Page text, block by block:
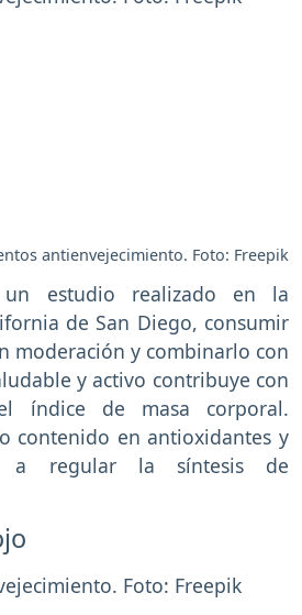
antienvejecimiento. Foto: Freepik
estudio realizado en la
de San Diego, consumir
moderación y combinarlo con
y activo contribuye con
índice de masa corporal.
contenido en antioxidantes y
a regular la síntesis de